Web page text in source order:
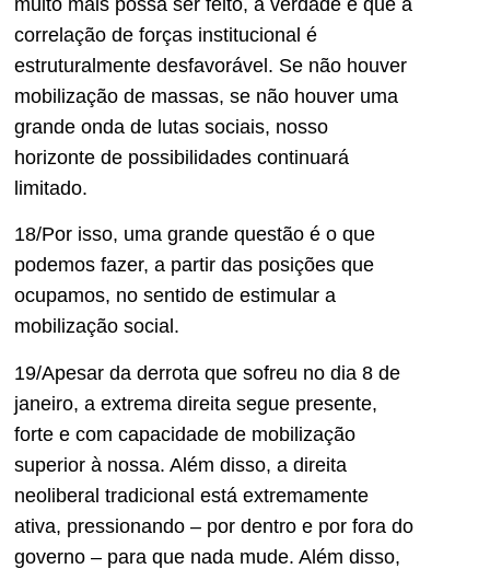
correlação de forças institucional é
estruturalmente desfavorável. Se não houver
mobilização de massas, se não houver uma
grande onda de lutas sociais, nosso
horizonte de possibilidades continuará
limitado.
18/Por isso, uma grande questão é o que
podemos fazer, a partir das posições que
ocupamos, no sentido de estimular a
mobilização social.
19/Apesar da derrota que sofreu no dia 8 de
janeiro, a extrema direita segue presente,
forte e com capacidade de mobilização
superior à nossa. Além disso, a direita
neoliberal tradicional está extremamente
ativa, pressionando – por dentro e por fora do
governo – para que nada mude. Além disso,